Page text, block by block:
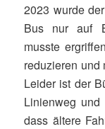
2023 wurde
Bus nur auf
musste
reduzieren und
Leider ist der
Linienweg und
dass ältere